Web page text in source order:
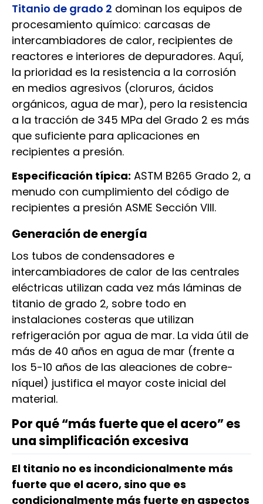
Titanio de grado 2 dominan los equipos de
procesamiento químico: carcasas de
intercambiadores de calor, recipientes de
reactores e interiores de depuradores. Aquí,
la prioridad es la resistencia a la corrosión
en medios agresivos (cloruros, ácidos
orgánicos, agua de mar), pero la resistencia
a la tracción de 345 MPa del Grado 2 es más
que suficiente para aplicaciones en
recipientes a presión.
Especificación típica: ASTM B265 Grado 2, a
menudo con cumplimiento del código de
recipientes a presión ASME Sección VIII.
Generación de energía
Los tubos de condensadores e
intercambiadores de calor de las centrales
eléctricas utilizan cada vez más láminas de
titanio de grado 2, sobre todo en
instalaciones costeras que utilizan
refrigeración por agua de mar. La vida útil de
más de 40 años en agua de mar (frente a
los 5-10 años de las aleaciones de cobre-
níquel) justifica el mayor coste inicial del
material.
Por qué “más fuerte que el acero” es
una simplificación excesiva
El titanio no es incondicionalmente más
fuerte que el acero, sino que es
condicionalmente más fuerte en aspectos